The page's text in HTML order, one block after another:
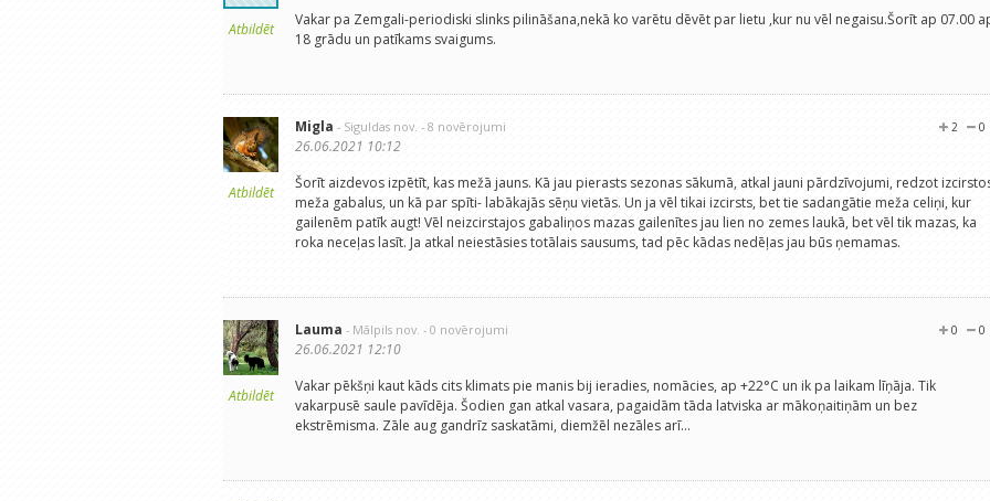
Atbildēt
Vakar pa Zemgali-periodiski slinks pilināšana,nekā ko varētu dēvēt par lietu ,kur nu vēl negaisu.Šorīt ap 07.00
18 grādu un patīkams svaigums.
Atbildēt
Migla - Siguldas nov. - 8 novērojumi 0
2
26.06.2021 10:12
Šorīt aizdevos izpētīt, kas mežā jauns. Kā jau pierasts sezonas sākumā, atkal jauni pārdzīvojumi, redzot
meža gabalus, un kā par spīti- labākajās sēņu vietās. Un ja vēl tikai izcirsts, bet tie sadangātie meža celiņi, kur
gailenēm patīk augt! Vēl neizcirstajos gabaliņos mazas gailenītes jau lien no zemes laukā, bet vēl tik mazas, ka
roka neceļas lasīt. Ja atkal neiestāsies totālais sausums, tad pēc kādas nedēļas jau būs ņemamas.
Atbildēt
Lauma - Mālpils nov. - 0 novērojumi 0
0
26.06.2021 12:10
Vakar pēkšņi kaut kāds cits klimats pie manis bij ieradies, nomācies, ap +22°C un ik pa laikam līņāja. Tik
vakarpusē saule pavīdēja. Šodien gan atkal vasara, pagaidām tāda latviska ar mākoņaitiņām un bez
ekstrēmisma. Zāle aug gandrīz saskatāmi, diemžēl nezāles arī...